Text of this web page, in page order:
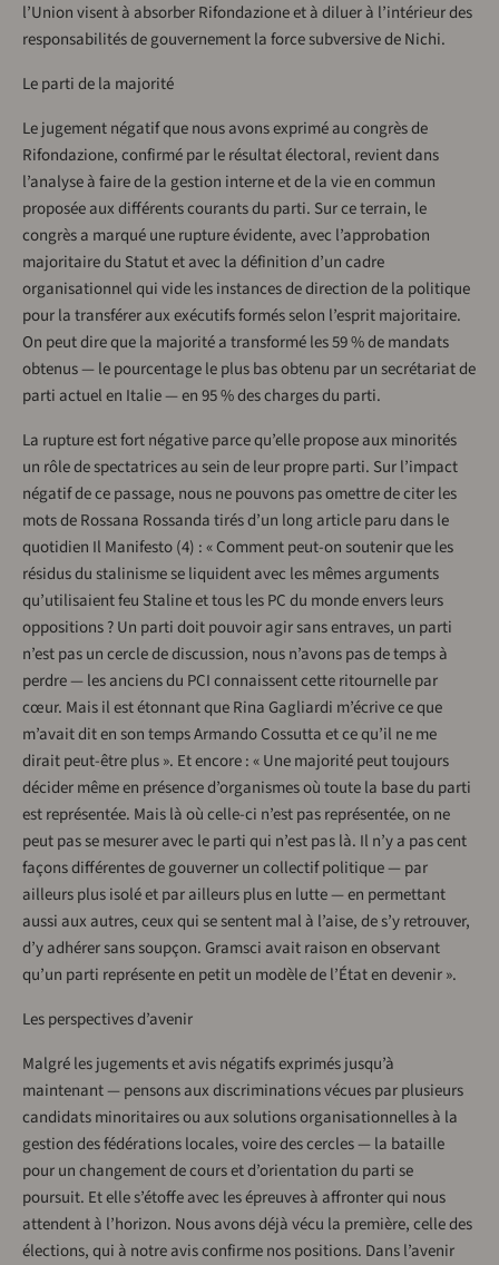
l’Union visent à absorber Rifondazione et à diluer à l’intérieur des
responsabilités de gouvernement la force subversive de Nichi.
Le parti de la majorité
Le jugement négatif que nous avons exprimé au congrès de
Rifondazione, confirmé par le résultat électoral, revient dans
l’analyse à faire de la gestion interne et de la vie en commun
proposée aux différents courants du parti. Sur ce terrain, le
congrès a marqué une rupture évidente, avec l’approbation
majoritaire du Statut et avec la définition d’un cadre
organisationnel qui vide les instances de direction de la politique
pour la transférer aux exécutifs formés selon l’esprit majoritaire.
On peut dire que la majorité a transformé les 59 % de mandats
obtenus — le pourcentage le plus bas obtenu par un secrétariat de
parti actuel en Italie — en 95 % des charges du parti.
La rupture est fort négative parce qu’elle propose aux minorités
un rôle de spectatrices au sein de leur propre parti. Sur l’impact
négatif de ce passage, nous ne pouvons pas omettre de citer les
mots de Rossana Rossanda tirés d’un long article paru dans le
quotidien Il Manifesto (4) : « Comment peut-on soutenir que les
résidus du stalinisme se liquident avec les mêmes arguments
qu’utilisaient feu Staline et tous les PC du monde envers leurs
oppositions ? Un parti doit pouvoir agir sans entraves, un parti
n’est pas un cercle de discussion, nous n’avons pas de temps à
perdre — les anciens du PCI connaissent cette ritournelle par
cœur. Mais il est étonnant que Rina Gagliardi m’écrive ce que
m’avait dit en son temps Armando Cossutta et ce qu’il ne me
dirait peut-être plus ». Et encore : « Une majorité peut toujours
décider même en présence d’organismes où toute la base du parti
est représentée. Mais là où celle-ci n’est pas représentée, on ne
peut pas se mesurer avec le parti qui n’est pas là. Il n’y a pas cent
façons différentes de gouverner un collectif politique — par
ailleurs plus isolé et par ailleurs plus en lutte — en permettant
aussi aux autres, ceux qui se sentent mal à l’aise, de s’y retrouver,
d’y adhérer sans soupçon. Gramsci avait raison en observant
qu’un parti représente en petit un modèle de l’État en devenir ».
Les perspectives d’avenir
Malgré les jugements et avis négatifs exprimés jusqu’à
maintenant — pensons aux discriminations vécues par plusieurs
candidats minoritaires ou aux solutions organisationnelles à la
gestion des fédérations locales, voire des cercles — la bataille
pour un changement de cours et d’orientation du parti se
poursuit. Et elle s’étoffe avec les épreuves à affronter qui nous
attendent à l’horizon. Nous avons déjà vécu la première, celle des
élections, qui à notre avis confirme nos positions. Dans l’avenir